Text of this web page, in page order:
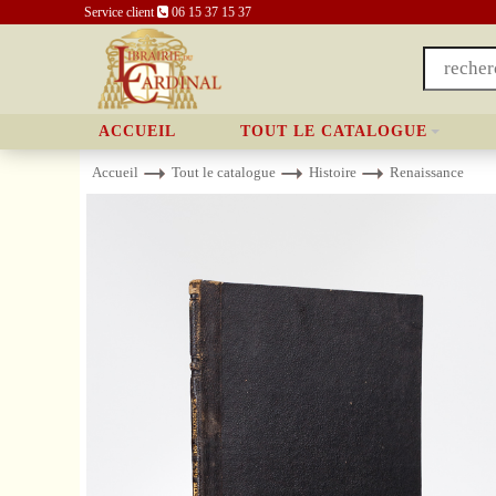
Service client 06 15 37 15 37
ACCUEIL TOUT LE CATALOGUE
Accueil Tout le catalogue Histoire Renaissance